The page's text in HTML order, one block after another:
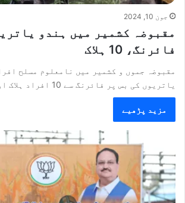
جون 10, 2024
مقبوضہ کشمیر میں ہندو
فائرنگ، 10 ہلاک
مقبوضہ جموں و کشمیر میں نامعلوم مسلح
یاتریوں کی بس پر فائرنگ سے 10 افراد ہلاک اور…
مزید پڑھیے